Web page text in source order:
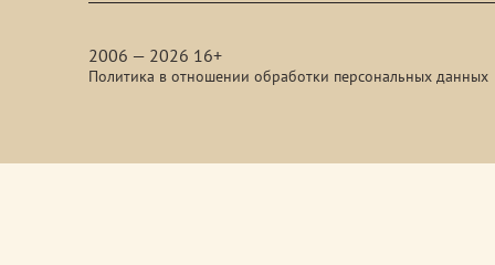
2006 — 2026 16+
Политика в отношении обработки персональных данных